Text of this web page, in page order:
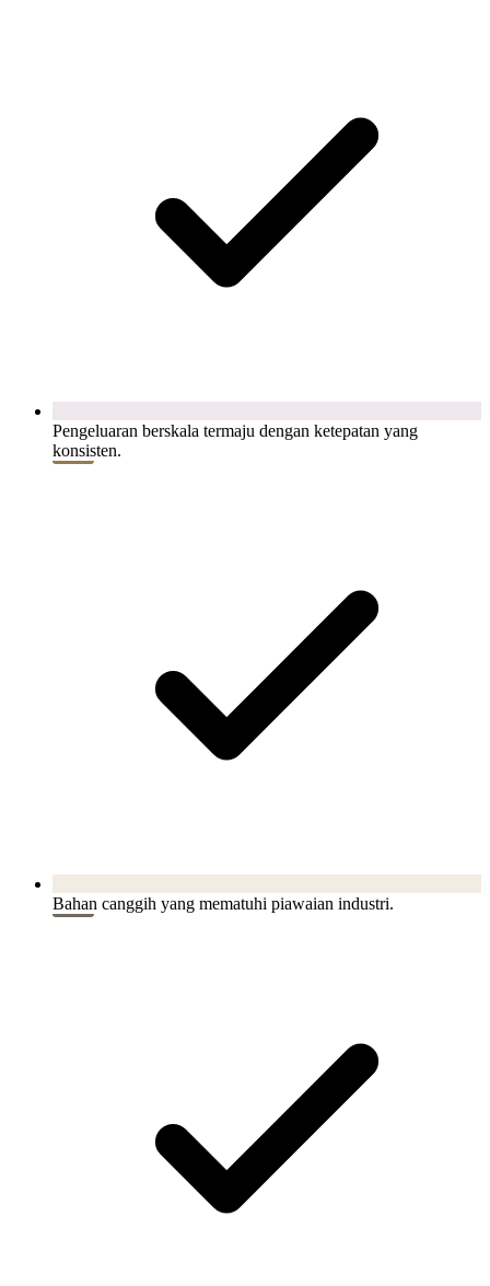
Pengeluaran berskala termaju dengan ketepatan yang
konsisten.
Bahan canggih yang mematuhi piawaian industri.